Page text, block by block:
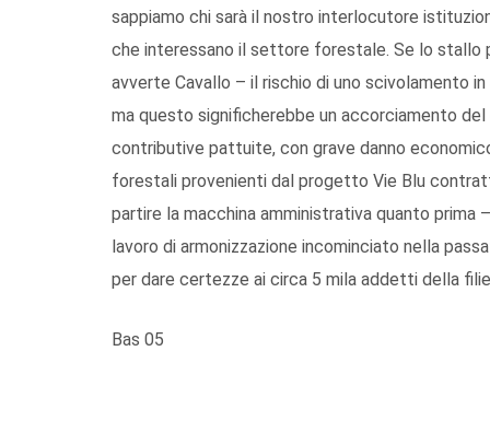
sappiamo chi sarà il nostro interlocutore
che interessano il settore forestale. Se lo stallo
avverte Cavallo – il rischio di uno scivolamento
ma questo significherebbe un accorciamento
contributive pattuite, con grave danno
forestali provenienti dal progetto Vie Blu
partire la macchina amministrativa quanto prima
lavoro di armonizzazione incominciato nella
per dare certezze ai circa 5 mila addetti della
Bas 05